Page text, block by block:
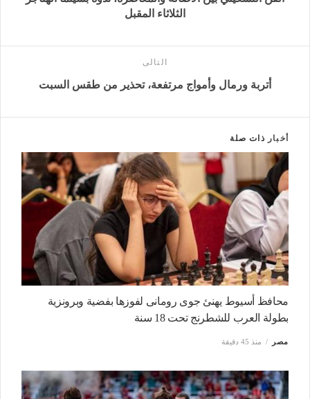
الثلاثاء المقبل
التالى
أتربة ورمال وأمواج مرتفعة، تحذير من طقس السبت
أخبار ذات صلة
محافظ أسيوط يهنئ جوى رومانى لفوزها بفضية وبرونزية
بطولة العرب للشطرنج تحت 18 سنة
مصر منذ 45 دقيقة